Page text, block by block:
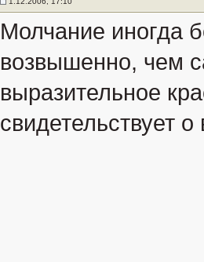
Молчание иногда
возвышенно, чем
выразительное
свидетельствует